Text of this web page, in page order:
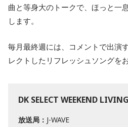
曲と等身大のトークで、ほっと一
します。
毎月最終週には、コメントで出演
レクトしたリフレッシュソングを
DK SELECT WEEKEND LIVING
放送局： J-WAVE